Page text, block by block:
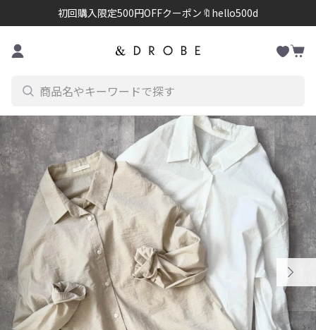
コンテンツに進む
初回購入限定500円OFFクーポン🔖hello500d
に ー